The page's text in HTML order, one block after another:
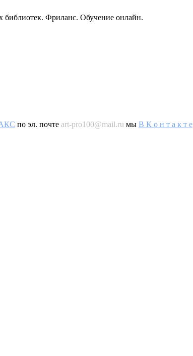
библиотек. Фриланс. Обучение онлайн.
по эл. почте art-pro100@mail.ru мы В К о н т а к т е